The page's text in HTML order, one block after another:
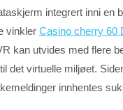
integrert inni en
vinkler Casino cherry 60
kan utvides med flere
det virtuelle miljøet.
innhentes